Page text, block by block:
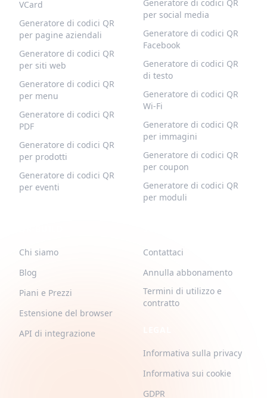
VCard
Generatore di codici QR
per pagine aziendali
Generatore di codici QR
per siti web
Generatore di codici QR
per menu
Generatore di codici QR
PDF
Generatore di codici QR
per prodotti
Generatore di codici QR
per eventi
Generatore di codici QR
per social media
Generatore di codici QR
Facebook
Generatore di codici QR
di testo
Generatore di codici QR
Wi-Fi
Generatore di codici QR
per immagini
Generatore di codici QR
per coupon
Generatore di codici QR
per moduli
Chi siamo
Blog
Piani e Prezzi
Estensione del browser
API di integrazione
Contattaci
Annulla abbonamento
Termini di utilizzo e
contratto
Informativa sulla privacy
Informativa sui cookie
GDPR